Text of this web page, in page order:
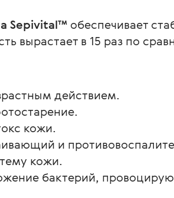
Sepivital™ обеспечивает
вырастает в 15 раз по
действием.
кожи.
и
кожи.
бактерий,